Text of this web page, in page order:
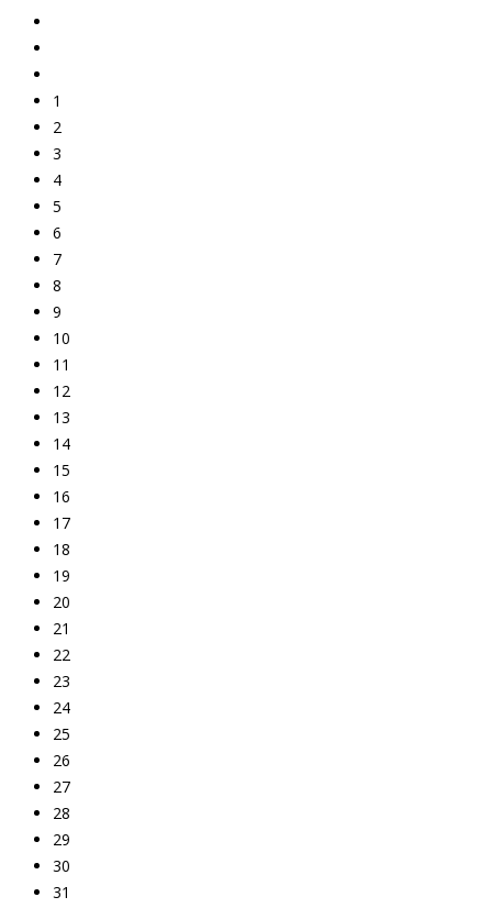
1
2
3
4
5
6
7
8
9
10
11
12
13
14
15
16
17
18
19
20
21
22
23
24
25
26
27
28
29
30
31